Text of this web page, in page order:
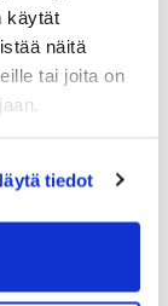
käytät
näitä
tai joita on
tiedot